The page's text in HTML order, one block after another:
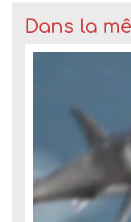
Dans la